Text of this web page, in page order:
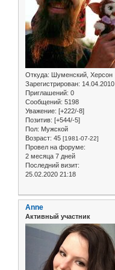
Откуда: Шуменский, Херсон
Зарегистрирован: 14.04.2010
Приглашений: 0
Сообщений: 5198
Уважение: [+222/-8]
Позитив: [+544/-5]
Пол: Мужской
Возраст: 45 [1981-07-22]
Провел на форуме:
2 месяца 7 дней
Последний визит:
25.02.2020 21:18
Anne
Активный участник